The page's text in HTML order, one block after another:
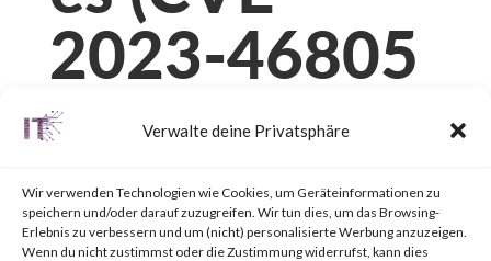
Verwalte deine Privatsphäre
Wir verwenden Technologien wie Cookies, um Geräteinformationen zu
speichern und/oder darauf zuzugreifen. Wir tun dies, um das Browsing-
Erlebnis zu verbessern und um (nicht) personalisierte Werbung anzuzeigen.
Wenn du nicht zustimmst oder die Zustimmung widerrufst, kann dies
2023-46805
and CVE-
2024-21887)
von|26. Jan. 2024|Unkategorisiert|0 Kommentare